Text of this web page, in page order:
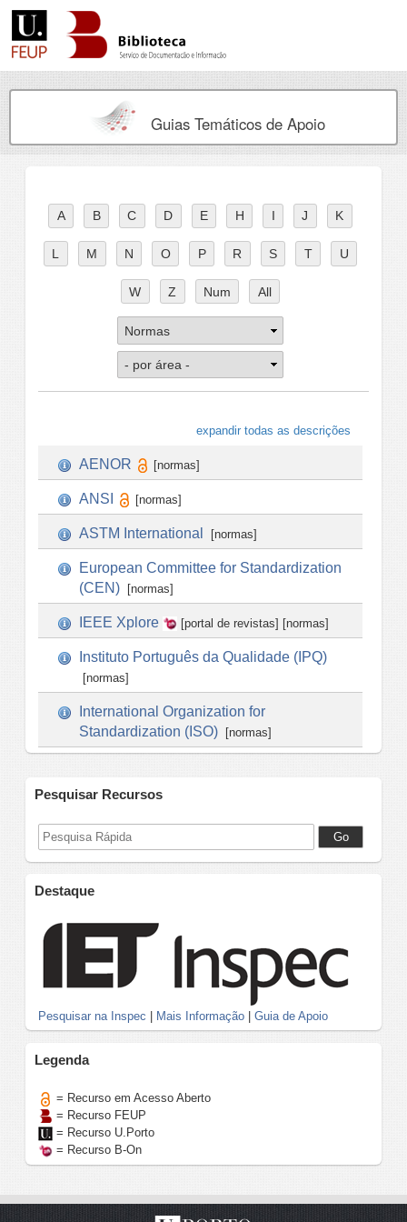
Guias Temáticos de Apoio
A B C D E H I J K
L M N O P R S T U
W Z Num All
expandir todas as descrições
AENOR [normas]
ANSI [normas]
ASTM International [normas]
European Committee for Standardization
(CEN)
[normas]
IEEE Xplore [portal de revistas] [normas]
Instituto Português da Qualidade (IPQ)
[normas]
International Organization for
Standardization (ISO)
[normas]
Pesquisar Recursos
Destaque
Pesquisar na Inspec Mais Informação| Guia de Apoio
Legenda
= Recurso em Acesso Aberto
= Recurso FEUP
= Recurso U.Porto
= Recurso B-On